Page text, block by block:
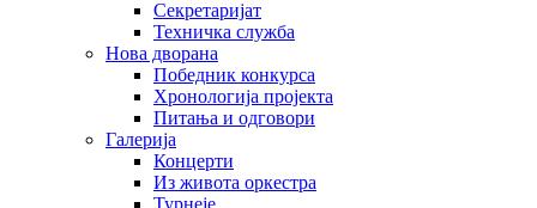
Секретаријат
Техничка служба
Нова дворана
Победник конкурса
Хронологија пројекта
Питања и одговори
Галерија
Концерти
Из живота оркестра
Турнеје